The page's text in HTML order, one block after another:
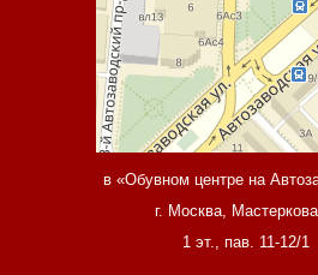
в «Обувном центре на
г. Москва,
1 эт., пав. 11-12/1